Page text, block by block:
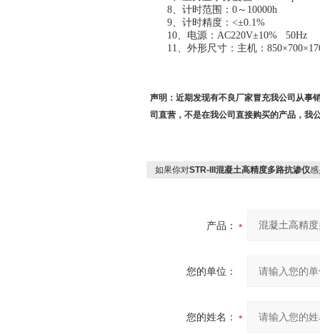
8、计时范围：0～10000h
9、计时精度：<±0.1%
10、电源：AC220V±10% 50Hz
11、外形尺寸：主机：
声明：近期发现有不良厂家冒充我公司从事
司直营，不是在我公司直接购买的产品，我
如果你对STR-III混凝土高精度多路抗渗仪
产品：
您的单位：
您的姓名：